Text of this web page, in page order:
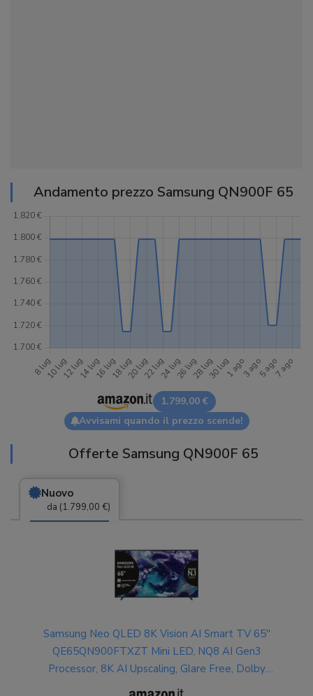
Andamento prezzo Samsung QN900F 65
1.799,00 €
Avvisami quando il prezzo scende!
Offerte Samsung QN900F 65
Nuovo
da (1.799,00 €)
Samsung Neo QLED 8K Vision AI Smart TV 65''
QE65QN900FTXZT Mini LED, NQ8 AI Gen3
Processor, 8K AI Upscaling, Glare Free, Dolby
Atmos & OTS Pro, Metal Frame Design,